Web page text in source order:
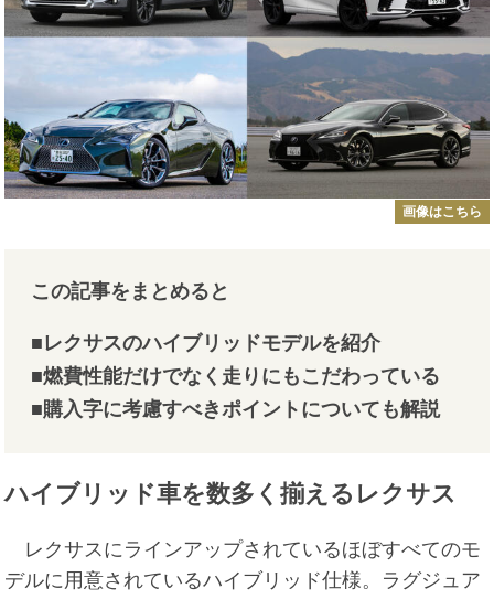
画像はこちら
この記事をまとめると
■レクサスのハイブリッドモデルを紹介
■燃費性能だけでなく走りにもこだわっている
■購入字に考慮すべきポイントについても解説
ハイブリッド車を数多く揃えるレクサス
レクサスにラインアップされているほぼすべてのモ
デルに用意されているハイブリッド仕様。ラグジュア